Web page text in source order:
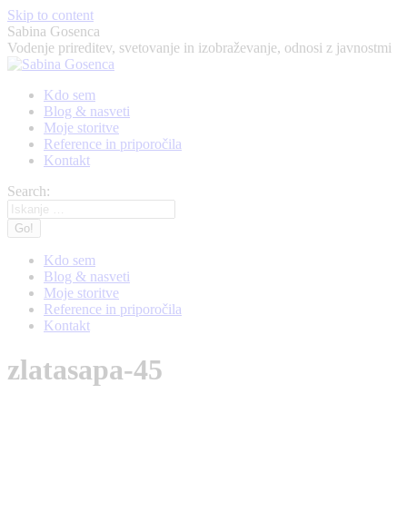
Skip to content
Sabina Gosenca
Vodenje prireditev, svetovanje in izobraževanje, odnosi z javnostmi
Kdo sem
Blog & nasveti
Moje storitve
Reference in priporočila
Kontakt
Search:
Kdo sem
Blog & nasveti
Moje storitve
Reference in priporočila
Kontakt
zlatasapa-45